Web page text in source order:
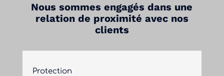
Nous sommes engagés dans une
relation de proximité avec nos
clients
Protection